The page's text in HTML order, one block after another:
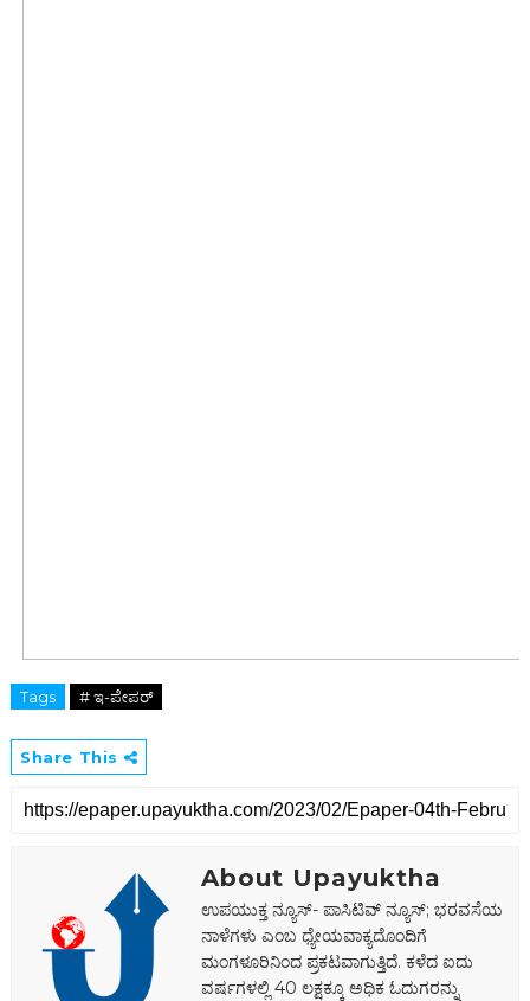
Tags # ಇ-ಪೇಪರ್‌
Share This
About Upayuktha
ಉಪಯುಕ್ತ ನ್ಯೂಸ್- ಪಾಸಿಟಿವ್ ನ್ಯೂಸ್; ಭರವಸೆಯ
ನಾಳೆಗಳು ಎಂಬ ಧ್ಯೇಯವಾಕ್ಯದೊಂದಿಗೆ
ಮಂಗಳೂರಿನಿಂದ ಪ್ರಕಟವಾಗುತ್ತಿದೆ. ಕಳೆದ ಐದು
ವರ್ಷಗಳಲ್ಲಿ 40 ಲಕ್ಷಕ್ಕೂ ಅಧಿಕ ಓದುಗರನ್ನು